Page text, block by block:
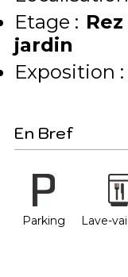
Etage :
jardin
Exposition :
En Bref
Parking Lave-